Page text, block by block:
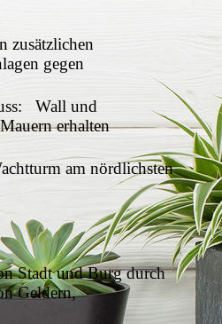
gegen
Wall und
erhalten
am nördlichsten
Stadt und Burg durch
Geldern,